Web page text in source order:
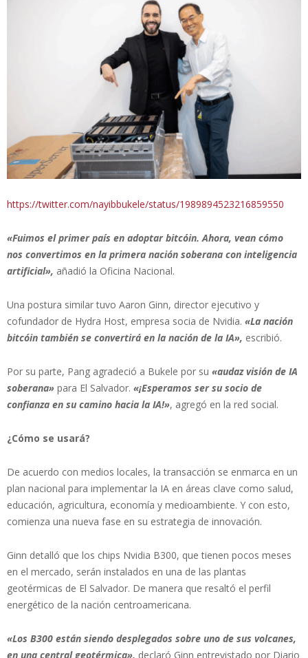
https://twitter.com/nayibbukele/status/1989894523216859550
«Fuimos el primer país en adoptar bitcóin. Ahora, vean cómo
nos convertimos en la primera nación soberana con inteligencia
artificial», añadió la Oficina Nacional.
Una postura similar tuvo Aaron Ginn, director ejecutivo y
cofundador de Hydra Host, empresa socia de Nvidia. «La nación
bitcóin también se convertirá en la nación de la IA», escribió.
Por su parte, Pang agradeció a Bukele por su «audaz visión de IA
soberana» para El Salvador. «¡Esperamos ser su socio de
confianza en su camino hacia la IA!», agregó en la red social.
¿Cómo se usará?
De acuerdo con medios locales, la transacción se enmarca en un
plan nacional para implementar la IA en áreas clave como salud,
educación, agricultura, economía y medioambiente. Y con esto,
comienza una nueva fase en su estrategia de innovación.
Ginn detalló que los chips Nvidia B300, que tienen pocos meses
en el mercado, serán instalados en una de las plantas
geotérmicas de El Salvador. De manera que resaltó el perfil
energético de la nación centroamericana.
«Los B300 están siendo desplegados sobre uno de sus volcanes,
en una central geotérmica», declaró Ginn entrevistado por Diario